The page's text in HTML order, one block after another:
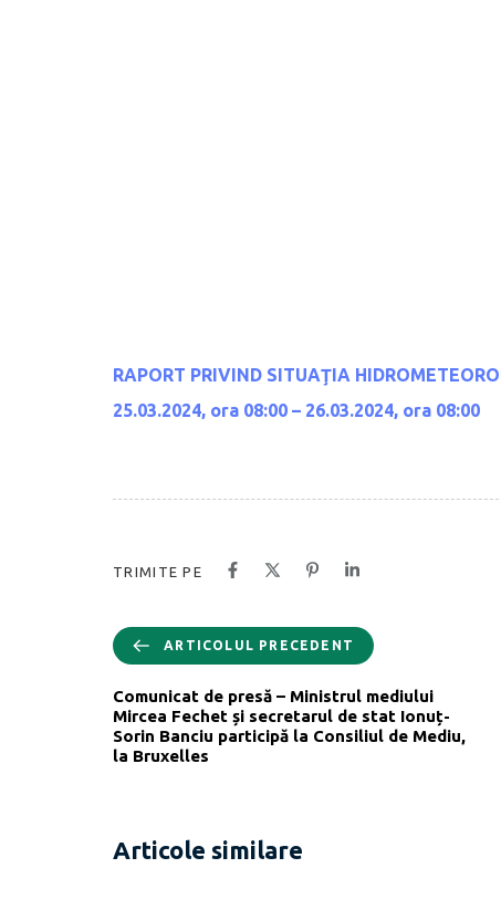
RAPORT PRIVIND SITUAŢIA
25.03.2024, ora 08:00 – 26.03.2024, ora 08:00
TRIMITE PE
ARTICOLUL PRECEDENT
Comunicat de presă – Ministrul mediului
Mircea Fechet și secretarul de stat Ionuț-
Sorin Banciu participă la Consiliul de Mediu,
la Bruxelles
Articole similare